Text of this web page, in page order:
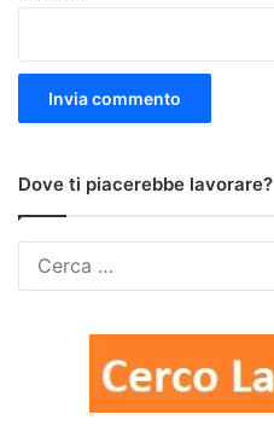
Dove ti piacerebbe lavorare?